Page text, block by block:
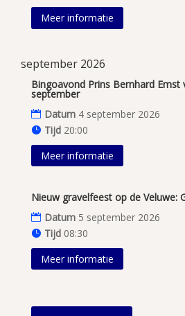
Meer informatie
september 2026
Bingoavond Prins Bernhard Emst
september
Datum 4 september 2026
Tijd 20:00
Meer informatie
Nieuw gravelfeest op de Veluwe:
Datum 5 september 2026
Tijd 08:30
Meer informatie